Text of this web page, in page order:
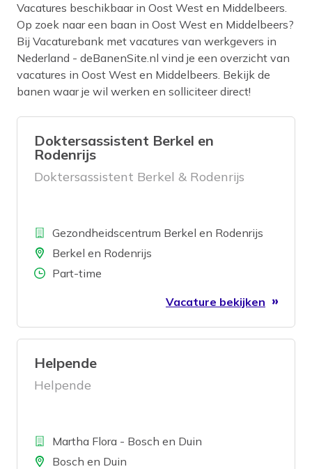
Vacatures beschikbaar in Oost West en Middelbeers.
Op zoek naar een baan in Oost West en Middelbeers?
Bij Vacaturebank met vacatures van werkgevers in
Nederland - deBanenSite.nl vind je een overzicht van
vacatures in Oost West en Middelbeers. Bekijk de
banen waar je wil werken en solliciteer direct!
Doktersassistent Berkel en
Rodenrijs
Doktersassistent Berkel & Rodenrijs
BedrijfGezondheidscentrum Berkel en Rodenrijs
LocatieBerkel en Rodenrijs
Aantal uren
Part-time
Vacature bekijken
Helpende
Helpende
BedrijfMartha Flora - Bosch en Duin
LocatieBosch en Duin